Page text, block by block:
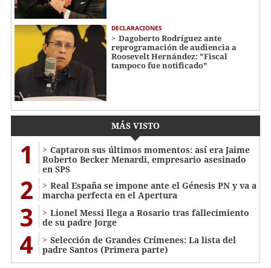
DECLARACIONES
Dagoberto Rodríguez ante
reprogramación de audiencia a
Roosevelt Hernández: "Fiscal
tampoco fue notificado"
MÁS VISTO
1
Captaron sus últimos momentos: así era Jaime
Roberto Becker Menardi​​​, empresario asesinado
en SPS
2
Real España se impone ante el Génesis PN y va a
marcha perfecta en el Apertura
3
Lionel Messi llega a Rosario tras fallecimiento
de su padre Jorge
4
Selección de Grandes Crímenes: La lista del
padre Santos (Primera parte)